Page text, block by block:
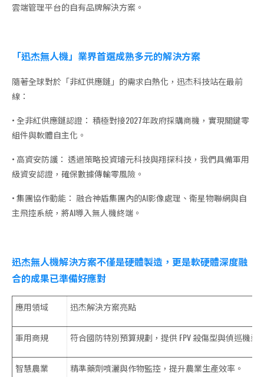
雲端管理平台的自有品牌解決方案。
「迅杰無人機」業界首選成熟多元的解決方案
隨著全球對於「非紅供應鏈」的需求白熱化，迅杰科技站在最前
線：
• 全非紅供應鏈認證： 積極對接2027年政府採購商機，實現關鍵零
組件與軟體自主化。
• 高資安防護： 透過策略投資璿元科技與翔探科技，我們具備軍用
級資安認證，確保數據傳輸零風險。
• 集團協作動能： 融合神盾集團內的AI影像處理、衛星物聯網與自
主飛控系統，將AI導入無人機終端。
迅杰無人機解決方案不僅是硬體製造，更是軟硬體深度融
合的成果已準備好應對
應用領域 迅杰解決方案亮點
軍用商規 符合國防特別預算規劃，提供 FPV 殺傷型與偵巡機型
智慧農業 精準藥劑噴灑與作物監控，提升農業生產效率。